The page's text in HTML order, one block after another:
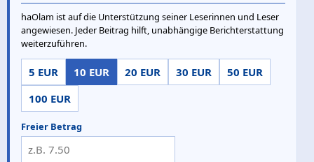
haOlam ist auf die Unterstützung seiner Leserinnen und Leser
angewiesen. Jeder Beitrag hilft, unabhängige Berichterstattung
weiterzuführen.
5 EUR 10 EUR 20 EUR 30 EUR
50 EUR
100 EUR
Freier Betrag